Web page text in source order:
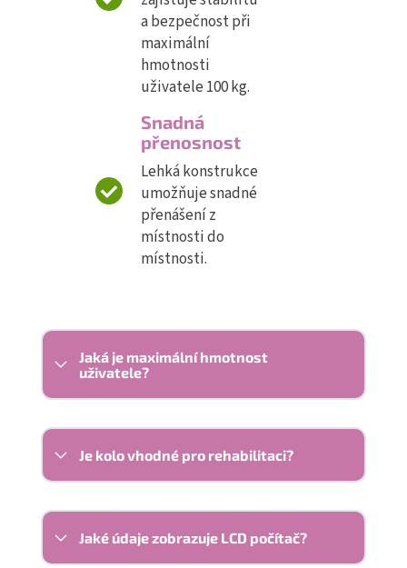
a bezpečnost při
maximální
hmotnosti
uživatele 100 kg.
Snadná
přenosnost
Lehká konstrukce
umožňuje snadné
přenášení z
místnosti do
místnosti.
Jaká je maximální hmotnost
uživatele?
Je kolo vhodné pro rehabilitaci?
Jaké údaje zobrazuje LCD počítač?